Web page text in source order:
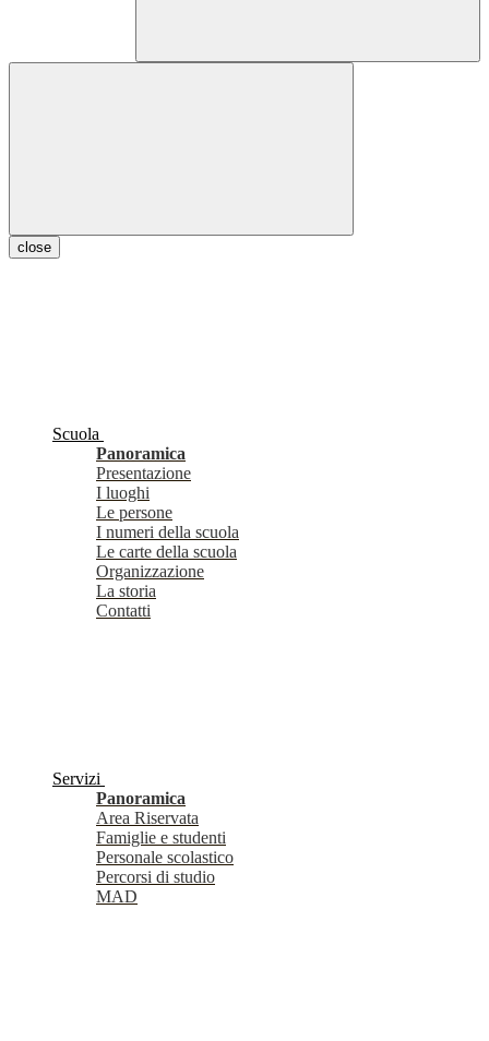
close
Scuola
Panoramica
Presentazione
I luoghi
Le persone
I numeri della scuola
Le carte della scuola
Organizzazione
La storia
Contatti
Servizi
Panoramica
Area Riservata
Famiglie e studenti
Personale scolastico
Percorsi di studio
MAD